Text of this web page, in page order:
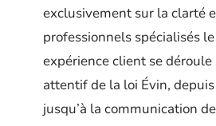
exclusivement sur la clarté
professionnels spécialisés
expérience client se déroule
attentif de la loi Évin,
jusqu’à la communication